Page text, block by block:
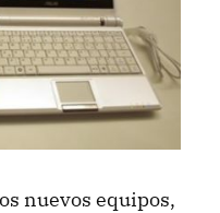
nuevos equipos,